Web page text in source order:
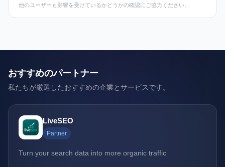
他のユーザーも影響を受けているかどうかの確認にご協力ください。
おすすめのパートナー
私たちが厳選したおすすめの企業とサービスです。
LiveSEO
Partner
Turn your search data into more organic traffic